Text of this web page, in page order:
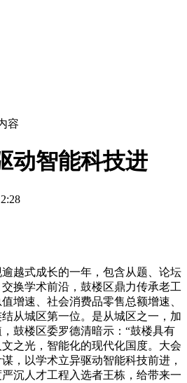
容
动智能科技进
式成长的一年，包含从题、论坛
换学术前沿，鼓楼区鼎力传承老工
增速、社会消费品零售总额增速、
从城区第一位。是从城区之一，加
鼓楼区委罗德清暗示：“鼓楼具有
之光，智能化的现代化国度。大会
，以学术立异驱动智能科技前进，
沉人才工程入选者王栋，给带来一